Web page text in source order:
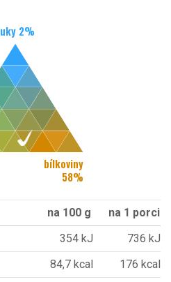
2%
bílkoviny
58%
na 100 g
na 1 porci
354 kJ
736 kJ
84,7 kcal
176 kcal